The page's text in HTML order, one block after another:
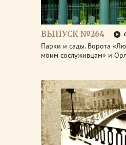
ВЫПУСК №264
Парки и сады. Ворота
моим сослуживцам» и